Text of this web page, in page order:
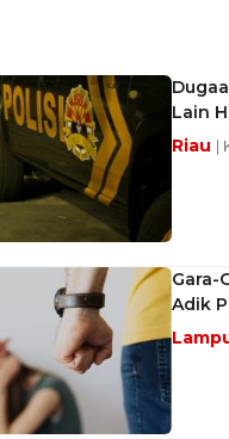
Lain
Riau |
Gara-
Adik